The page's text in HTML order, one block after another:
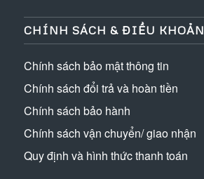
CHÍNH SÁCH & ĐIỀU KHOẢN
Chính sách bảo mật thông tin
Chính sách đổi trả và hoàn tiền
Chính sách bảo hành
Chính sách vận chuyển/ giao nhận
Quy định và hình thức thanh toán